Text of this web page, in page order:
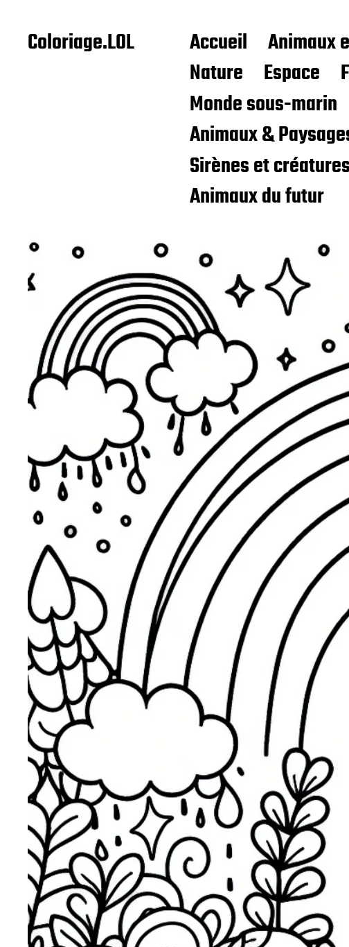
Coloriage.LOL Accueil Animaux
Nature
Espace
Monde sous-marin
Animaux &
Sirènes et
Animaux du futur